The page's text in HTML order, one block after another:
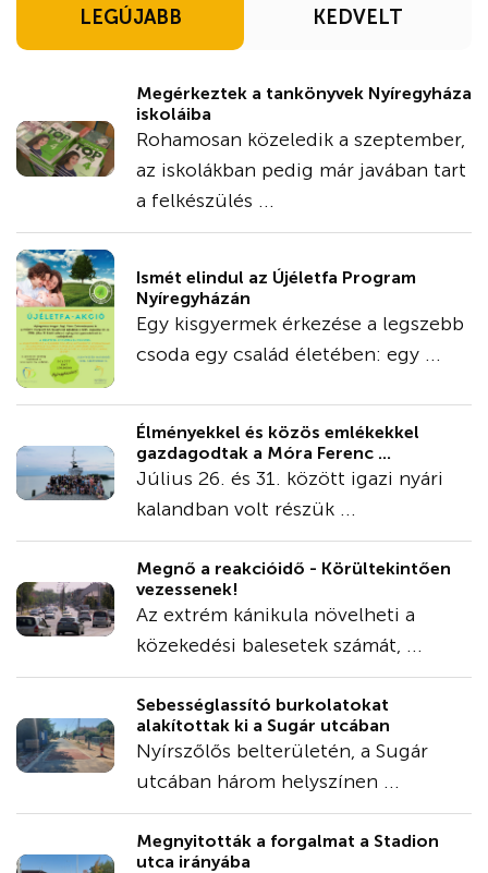
LEGÚJABB KEDVELT
Megérkeztek a tankönyvek Nyíregyháza
iskoláiba
Rohamosan közeledik a szeptember,
az iskolákban pedig már javában tart
a felkészülés ...
Ismét elindul az Újéletfa Program
Nyíregyházán
Egy kisgyermek érkezése a legszebb
csoda egy család életében: egy ...
Élményekkel és közös emlékekkel
gazdagodtak a Móra Ferenc ...
Július 26. és 31. között igazi nyári
kalandban volt részük ...
Megnő a reakcióidő - Körültekintően
vezessenek!
Az extrém kánikula növelheti a
közekedési balesetek számát, ...
Sebességlassító burkolatokat
alakítottak ki a Sugár utcában
Nyírszőlős belterületén, a Sugár
utcában három helyszínen ...
Megnyitották a forgalmat a Stadion
utca irányába